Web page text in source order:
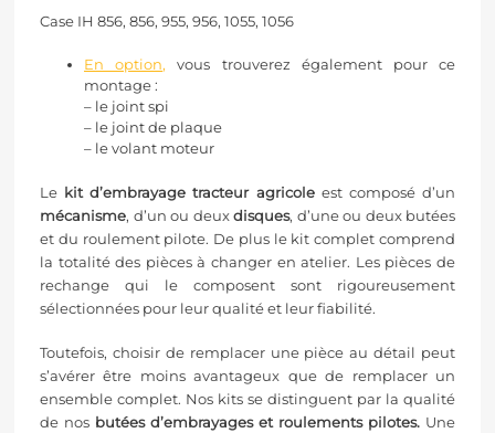
Case IH 856, 856, 955, 956, 1055, 1056
En option, vous trouverez également pour ce
montage :
– le joint spi
– le joint de plaque
– le volant moteur
Le kit d’embrayage tracteur agricoleest composé d’un
mécanisme, d’un ou deuxdisques, d’une ou deux butées
et du roulement pilote. De plus le kit complet comprend
la totalité des pièces à changer en atelier. Les pièces de
rechange qui le composent sont rigoureusement
sélectionnées pour leur qualité et leur fiabilité.
Toutefois, choisir de remplacer une pièce au détail peut
s’avérer être moins avantageux que de remplacer un
ensemble complet. Nos kits se distinguent par la qualité
de nos butées d’embrayages et roulements pilotes. Une